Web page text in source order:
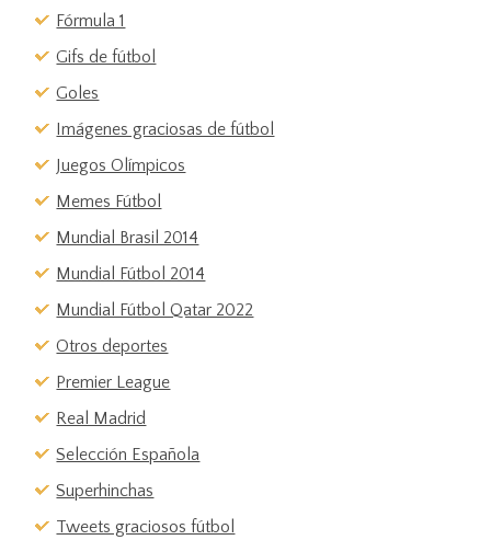
Fórmula 1
Gifs de fútbol
Goles
Imágenes graciosas de fútbol
Juegos Olímpicos
Memes Fútbol
Mundial Brasil 2014
Mundial Fútbol 2014
Mundial Fútbol Qatar 2022
Otros deportes
Premier League
Real Madrid
Selección Española
Superhinchas
Tweets graciosos fútbol